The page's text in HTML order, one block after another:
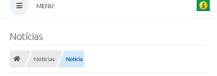
MENU
Notícias
Notícias Notícia